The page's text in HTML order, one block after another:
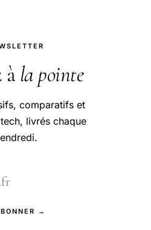
à la pointe
comparatifs et
livrés chaque
→